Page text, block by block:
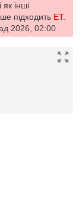
інші
підходить ET.
2026, 02:00